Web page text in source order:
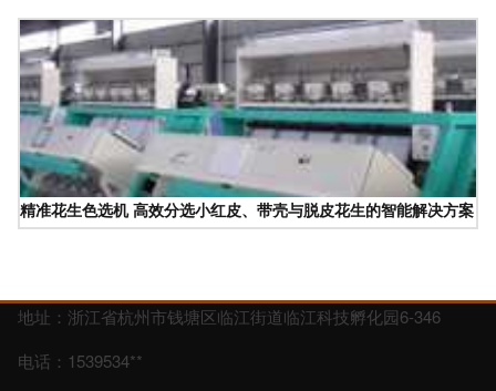
精准花生色选机 高效分选小红皮、带壳与脱皮花生的智能解决方案
地址：浙江省杭州市钱塘区临江街道临江科技孵化园6-346
电话：1539534**